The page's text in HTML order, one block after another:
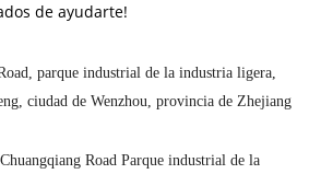
Sustenibilidad
Blogs
de ayudarte!
parque industrial de la industria ligera,
ciudad de Wenzhou, provincia de Zhejiang
Road Parque industrial de la